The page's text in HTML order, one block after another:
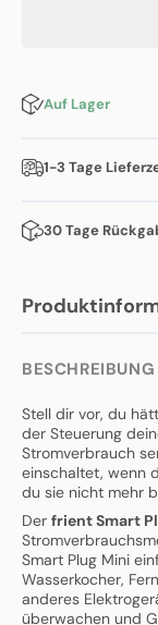
BESCHREIBUNG
Stell dir vor, du
der Steuerung
Stromverbrauch
einschaltet, wenn
du sie nicht mehr
Der frient Smart
Smart Plug Mini
Wasserkocher,
anderes
überwachen und
Type
Auf Lager
1-3 Tage
30 Tage